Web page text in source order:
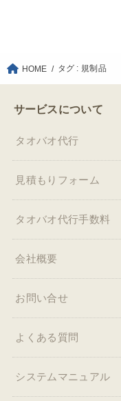
HOME タグ : 規制品
サービスについて
タオバオ代行
見積もりフォーム
タオバオ代行手数料
会社概要
お問い合せ
よくある質問
システムマニュアル